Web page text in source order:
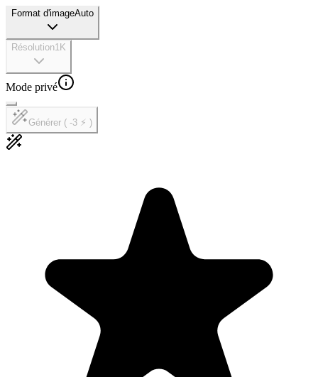
Format d'imageAuto
Résolution1K
Mode privé
Générer ( -3 ⚡ )